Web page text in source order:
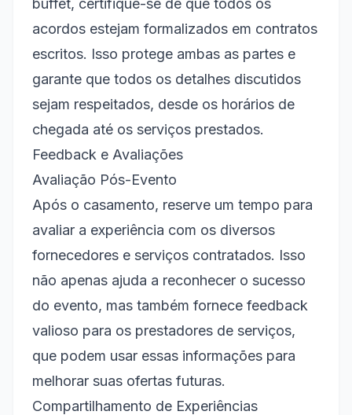
buffet, certifique-se de que todos os
acordos estejam formalizados em contratos
escritos. Isso protege ambas as partes e
garante que todos os detalhes discutidos
sejam respeitados, desde os horários de
chegada até os serviços prestados.
Feedback e Avaliações
Avaliação Pós-Evento
Após o casamento, reserve um tempo para
avaliar a experiência com os diversos
fornecedores e serviços contratados. Isso
não apenas ajuda a reconhecer o sucesso
do evento, mas também fornece feedback
valioso para os prestadores de serviços,
que podem usar essas informações para
melhorar suas ofertas futuras.
Compartilhamento de Experiências